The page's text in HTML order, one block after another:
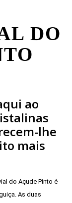
DO
ao
lhe
mais
do Açude Pinto é
As duas